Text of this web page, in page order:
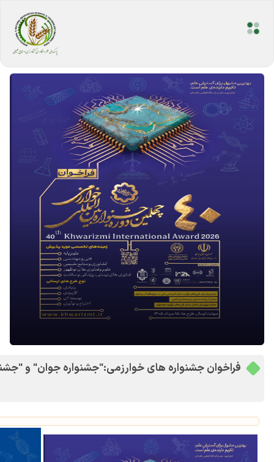
فراخوان جشنواره های خوارزمی:"جشنواره جوان" و